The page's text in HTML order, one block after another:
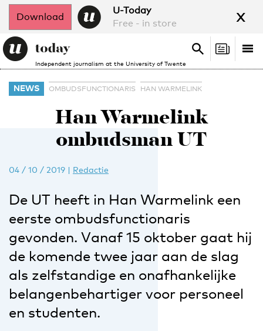
Download
U-Today
Free - in store
x
Independent journalism at the University of Twente
Search
Search
NEWS OMBUDSFUNCTIONARIS HAN WARMELINK
Han Warmelink
ombudsman UT
04 / 10 / 2019 | Redactie
De UT heeft in Han Warmelink een
eerste ombudsfunctionaris
gevonden. Vanaf 15 oktober gaat hij
de komende twee jaar aan de slag
als zelfstandige en onafhankelijke
belangenbehartiger voor personeel
en studenten.